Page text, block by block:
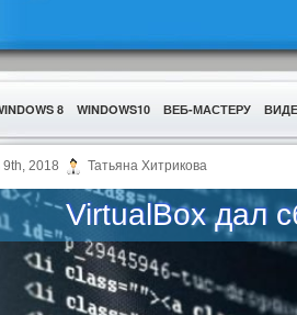
8 WINDOWS10 ВЕБ-МАСТЕРУ
2018 Татьяна Хитрикова
VirtualBox дал